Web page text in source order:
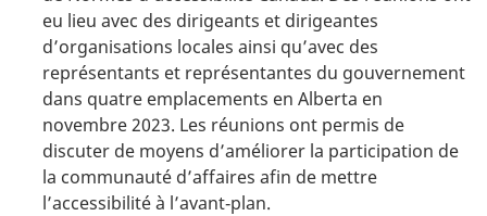
eu lieu avec des dirigeants et dirigeantes
d’organisations locales ainsi qu’avec des
représentants et représentantes du gouvernement
dans quatre emplacements en Alberta en
novembre 2023. Les réunions ont permis de
discuter de moyens d’améliorer la participation de
la communauté d’affaires afin de mettre
l’accessibilité à l’avant‑plan.